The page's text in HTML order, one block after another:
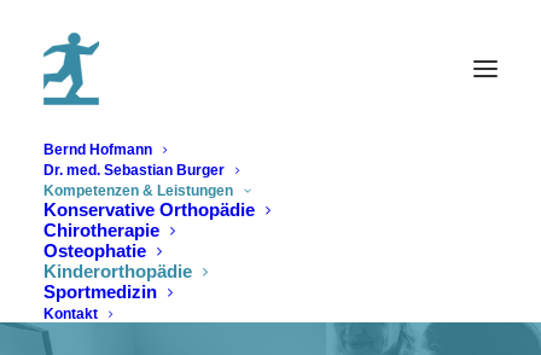
Bernd Hofmann
Dr. med. Sebastian Burger
Kompetenzen & Leistungen
Konservative Orthopädie
Chirotherapie
Osteophatie
Kinderorthopädie
Sportmedizin
Kontakt
Kinderorthopädie